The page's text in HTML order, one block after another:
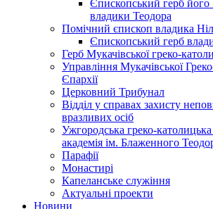
Єпископський герб
владики Теодора
Помічний єпископ владика Ніл
Єпископський герб
Герб Мукачівської греко-
Управління Мукачівської
Єпархії
Церковний Трибунал
Відділ у справах захисту
вразливих осіб
Ужгородська греко-католицька
академія ім. Блаженного
Парафії
Монастирі
Капеланське служіння
Актуальні проекти
Новини